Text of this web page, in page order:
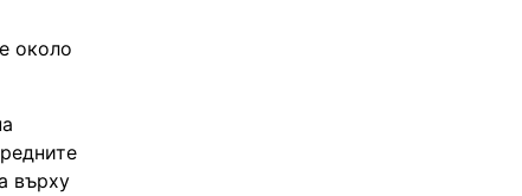
около
върху